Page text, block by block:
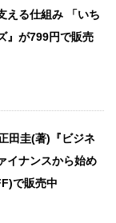
える仕組み 「いち
』が799円で販売
田圭(著)『ビジネ
イナンスから始め
で販売中